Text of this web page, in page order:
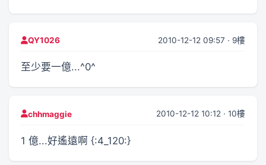
QY1026 2010-12-12 09:57 · 9樓
至少要一億...^0^
chhmaggie 2010-12-12 10:12 · 10樓
1 億...好遙遠啊 {:4_120:}